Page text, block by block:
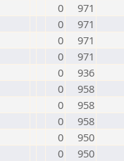
0
971
0
971
0
971
0
971
0
936
0
958
0
958
0
958
0
950
0
950